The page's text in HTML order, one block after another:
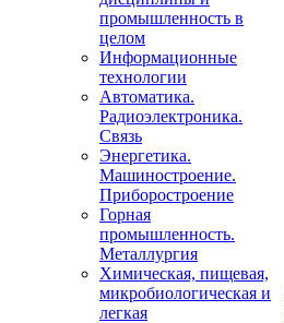
промышленность в
целом
Информационные
технологии
Автоматика.
Радиоэлектроника.
Связь
Энергетика.
Машиностроение.
Приборостроение
Горная
промышленность.
Металлургия
Химическая, пищевая,
микробиологическая и
легкая